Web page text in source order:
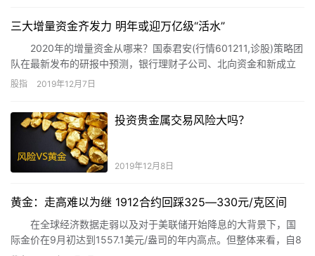
三大增量资金齐发力 明年或迎万亿级“活水”
2020年的增量资金从哪来？国泰君安(行情601211,诊股)策略团
队在最新发布的研报中预测，银行理财子公司、北向资金和新成立
公募基金这三大机构力量合计将为A股贡献约1万亿元增量资金。
股指 2019年12月7日
投资贵金属交易风险大吗？
2019年12月8日
黄金：走高难以为继 1912合约回踩325―330元/克区间
在全球经济数据走弱以及对于美联储开始降息的大背景下，国
际金价在9月初达到1557.1美元/盎司的年内高点。但整体来看，自8